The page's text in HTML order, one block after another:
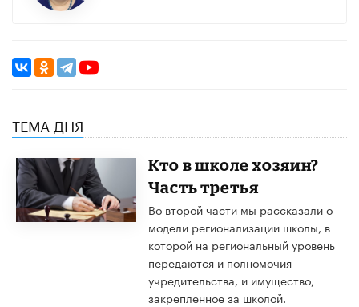
ТЕМА ДНЯ
Кто в школе хозяин?
Часть третья
Во второй части мы рассказали о
модели регионализации школы, в
которой на региональный уровень
передаются и полномочия
учредительства, и имущество,
закрепленное за школой.